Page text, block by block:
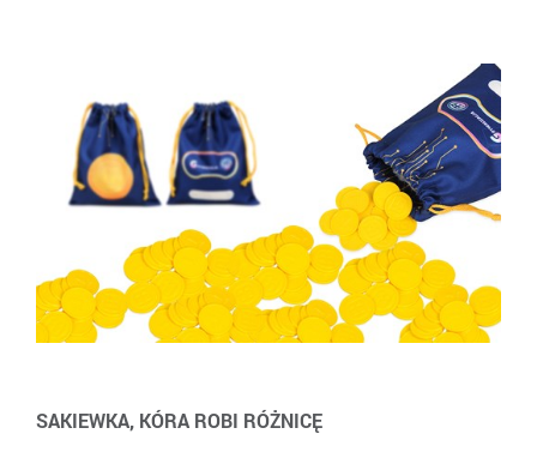
SAKIEWKA, KÓRA ROBI RÓŻNICĘ